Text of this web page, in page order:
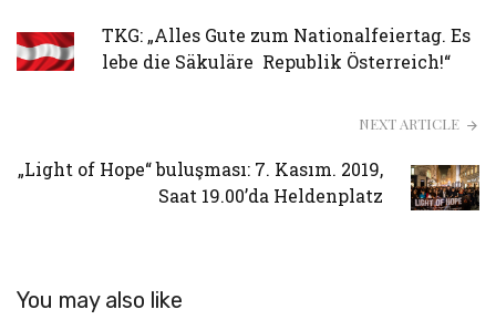
TKG: „Alles Gute zum Nationalfeiertag. Es
lebe die Säkuläre Republik Österreich!“
NEXT ARTICLE
„Light of Hope“ buluşması: 7. Kasım. 2019,
Saat 19.00’da Heldenplatz
You may also like